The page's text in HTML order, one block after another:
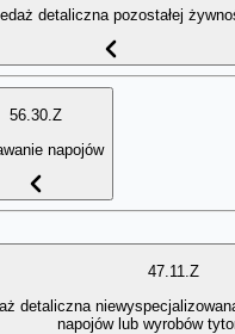
detaliczna pozostałej
56.30.Z
napojów
47.11.Z
detaliczna
napojów lub wyrobów